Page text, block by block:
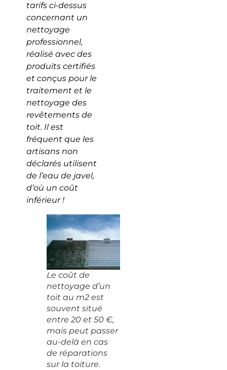
tarifs ci-dessus
concernant un
nettoyage
professionnel,
réalisé avec des
produits certifiés
et conçus pour le
traitement et le
nettoyage des
revêtements de
toit. Il est
fréquent que les
artisans non
déclarés utilisent
de l’eau de javel,
d’où un coût
inférieur !
Le coût de
nettoyage d’un
toit au m2 est
souvent situé
entre 20 et 50 €,
mais peut passer
au-delà en cas
de réparations
sur la toiture.